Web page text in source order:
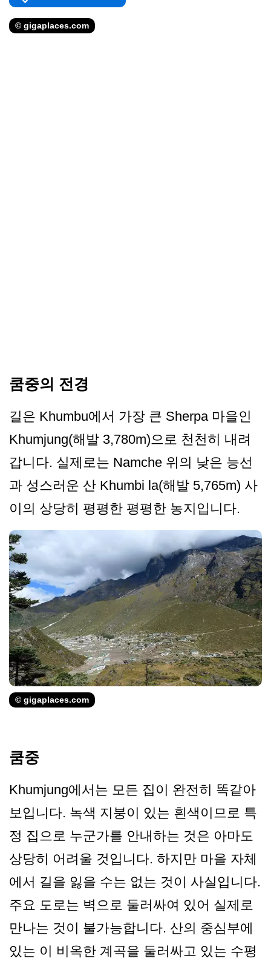
© gigaplaces.com
쿰중의 전경
길은 Khumbu에서 가장 큰 Sherpa 마을인
Khumjung(해발 3,780m)으로 천천히 내려
갑니다. 실제로는 Namche 위의 낮은 능선
과 성스러운 산 Khumbi la(해발 5,765m) 사
이의 상당히 평평한 평평한 농지입니다.
© gigaplaces.com
쿰중
Khumjung에서는 모든 집이 완전히 똑같아
보입니다. 녹색 지붕이 있는 흰색이므로 특
정 집으로 누군가를 안내하는 것은 아마도
상당히 어려울 것입니다. 하지만 마을 자체
에서 길을 잃을 수는 없는 것이 사실입니다.
주요 도로는 벽으로 둘러싸여 있어 실제로
만나는 것이 불가능합니다. 산의 중심부에
있는 이 비옥한 계곡을 둘러싸고 있는 수평